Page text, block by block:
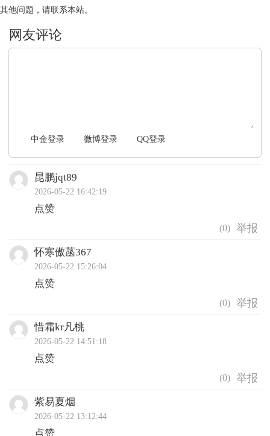
其他问题，请联系本站。
中金登录 微博登录 QQ登录
昆鹏jqt89
2026-05-22 16:42:19
点赞
(0)
怀寒傲菡367
2026-05-22 15:26:04
点赞
(0)
惜霜kr凡桃
2026-05-22 14:51:18
点赞
(0)
紫易夏烟
2026-05-22 13:12:44
点赞